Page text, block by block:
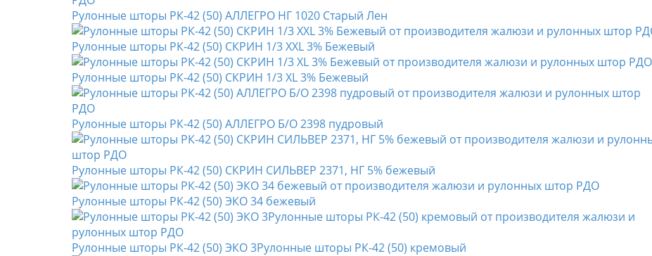
Рулонные шторы РК-42 (50) АЛЛЕГРО НГ 1020 Старый Лен
Рулонные шторы РК-42 (50) СКРИН 1/3 XXL 3% Бежевый
Рулонные шторы РК-42 (50) СКРИН 1/3 XL 3% Бежевый
Рулонные шторы РК-42 (50) АЛЛЕГРО Б/О 2398 пудровый
Рулонные шторы РК-42 (50) СКРИН СИЛЬВЕР 2371, НГ 5% бежевый
Рулонные шторы РК-42 (50) ЭКО 34 бежевый
Рулонные шторы РК-42 (50) ЭКО 3Рулонные шторы РК-42 (50) кремовый